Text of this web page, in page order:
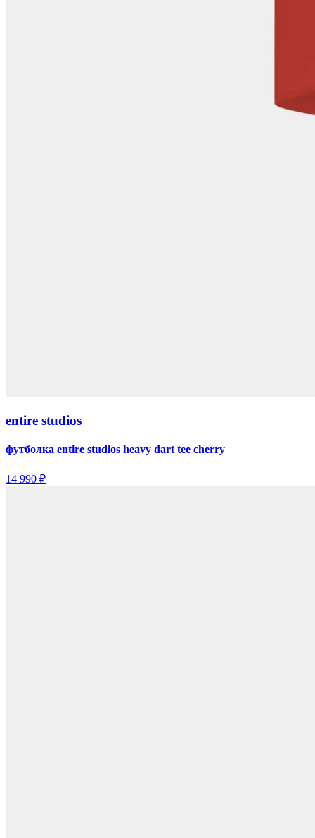
entire studios
футболка entire studios heavy dart tee cherry
14 990 ₽